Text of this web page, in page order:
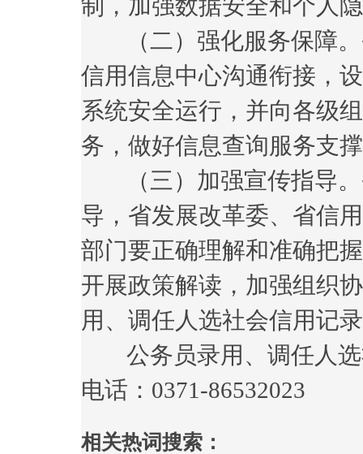
制，加强数据安全和个人
（二）强化服务保障。
信用信息中心沟通衔接，
系统安全运行，并向各级
务，做好信息查询服务支
（三）加强宣传指导。
导，省发展改革委、省信
部门要正确理解和准确把
开展政策解读，加强组织
用、调任人选社会信用记
公务员录用、调任人选
电话：0371-86532023
相关热词搜索：